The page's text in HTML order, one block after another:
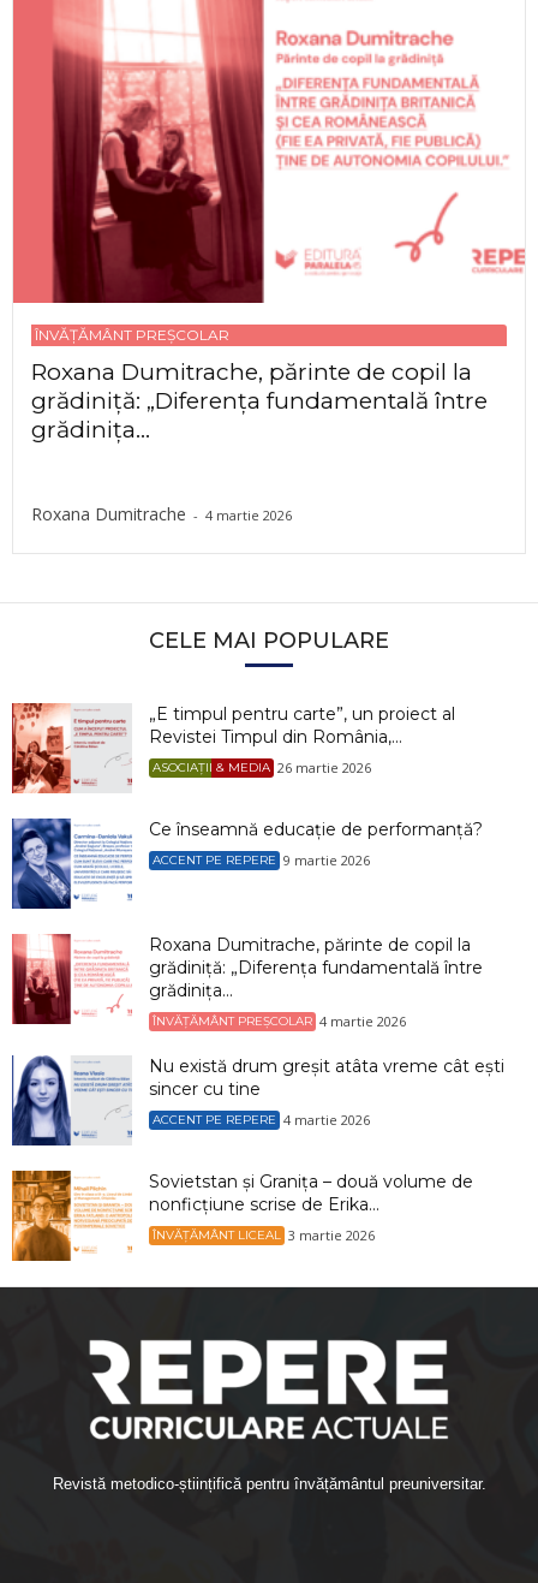
ÎNVĂȚĂMÂNT PREȘCOLAR
Roxana Dumitrache, părinte de copil la
grădiniță: „Diferența fundamentală între
grădinița...
Roxana Dumitrache - 4 martie 2026
CELE MAI POPULARE
„E timpul pentru carte”, un proiect al
Revistei Timpul din România,...
ASOCIAȚII & MEDIA 26 martie 2026
Ce înseamnă educație de performanță?
ACCENT PE REPERE 9 martie 2026
Roxana Dumitrache, părinte de copil la
grădiniță: „Diferența fundamentală între
grădinița...
ÎNVĂȚĂMÂNT PREȘCOLAR 4 martie 2026
Nu există drum greșit atâta vreme cât ești
sincer cu tine
ACCENT PE REPERE 4 martie 2026
Sovietstan și Granița – două volume de
nonficțiune scrise de Erika...
ÎNVĂȚĂMÂNT LICEAL 3 martie 2026
Revistă metodico-științifică pentru învățământul preuniversitar.